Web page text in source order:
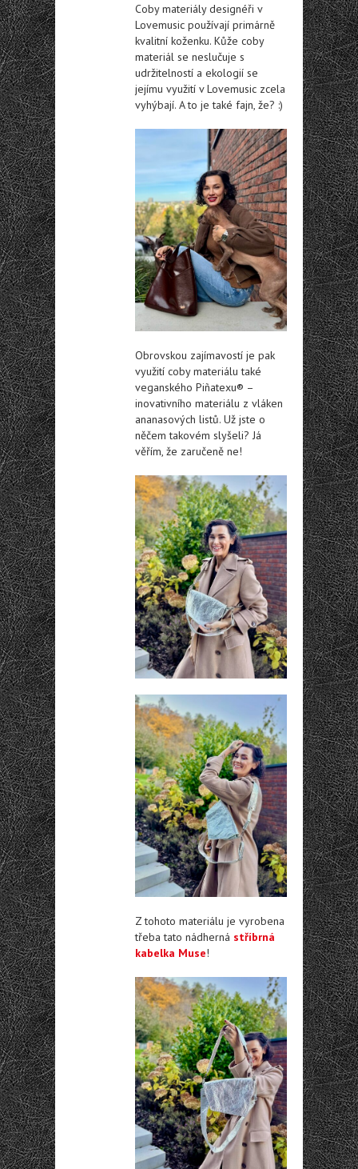
Coby materiály designéři v
Lovemusic používají primárně
kvalitní koženku. Kůže coby
materiál se neslučuje s
udržitelností a ekologií se
jejímu využití v Lovemusic zcela
vyhýbají. A to je také fajn, že? :)
Obrovskou zajímavostí je pak
využití coby materiálu také
veganského Piñatexu® –
inovativního materiálu z vláken
ananasových listů. Už jste o
něčem takovém slyšeli? Já
věřím, že zaručeně ne!
Z tohoto materiálu je vyrobena
třeba tato nádherná stříbrná
kabelka Muse!